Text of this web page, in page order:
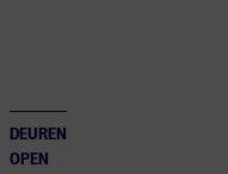
DEUREN
OPEN